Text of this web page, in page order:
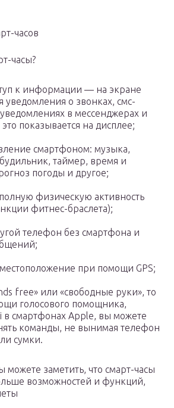
часов
часы?
к информации — на экране
уведомления о звонках, смс-
в мессенджерах и
показывается на дисплее;
смартфоном: музыка,
таймер, время и
погоды и другое;
физическую активность
фитнес-браслета);
телефон без смартфона и
при помощи GPS;
free» или «свободные руки», то
голосового помощника,
в смартфонах Apple, вы можете
команды, не вынимая телефон
сумки.
можете заметить, что смарт-часы
возможностей и функций,